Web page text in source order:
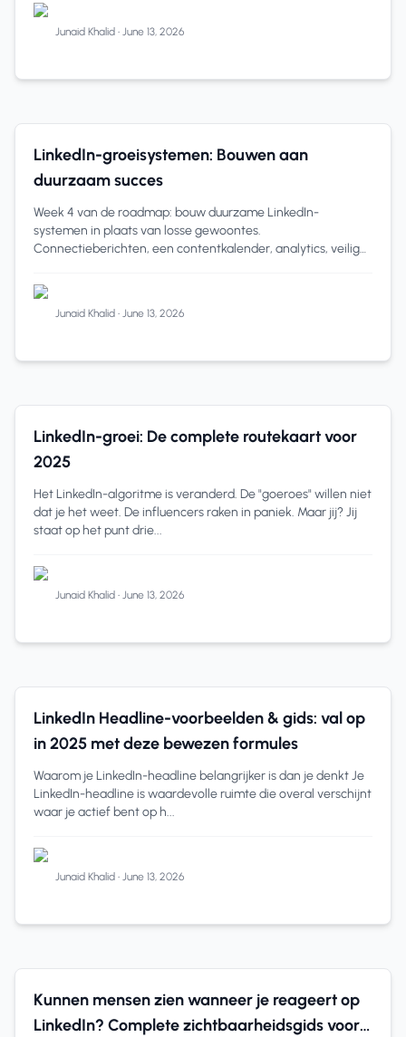
Junaid Khalid • June 13, 2026
LinkedIn Roadmap
LinkedIn-groeisystemen: Bouwen aan
duurzaam succes
Week 4 van de roadmap: bouw duurzame LinkedIn-
systemen in plaats van losse gewoontes.
Connectieberichten, een contentkalender, analytics, veilige
Junaid Khalid • June 13, 2026
LinkedIn-routekaart 6 min read
LinkedIn-groei: De complete routekaart voor
2025
Het LinkedIn-algoritme is veranderd. De "goeroes" willen niet
dat je het weet. De influencers raken in paniek. Maar jij? Jij
staat op het punt drie...
Junaid Khalid • June 13, 2026
LinkedIn Tips 10 min read
LinkedIn Headline-voorbeelden & gids: val op
in 2025 met deze bewezen formules
Waarom je LinkedIn-headline belangrijker is dan je denkt Je
LinkedIn-headline is waardevolle ruimte die overal verschijnt
waar je actief bent op h...
Junaid Khalid • June 13, 2026
LinkedIn Engagement 11 min read
Kunnen mensen zien wanneer je reageert op
LinkedIn? Complete zichtbaarheidsgids voor